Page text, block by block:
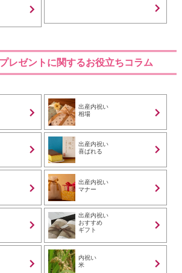
レゼントに関するお役立ちコラム
出産内祝い
相場
出産内祝い
喜ばれる
出産内祝い
マナー
出産内祝い
おすすめ
ギフト
内祝い
米